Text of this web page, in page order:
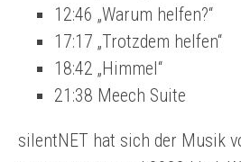
12:46 „Warum helfen?“
17:17 „Trotzdem helfen“
18:42 „Himmel“
21:38 Meech Suite
silentNET hat sich der Musik